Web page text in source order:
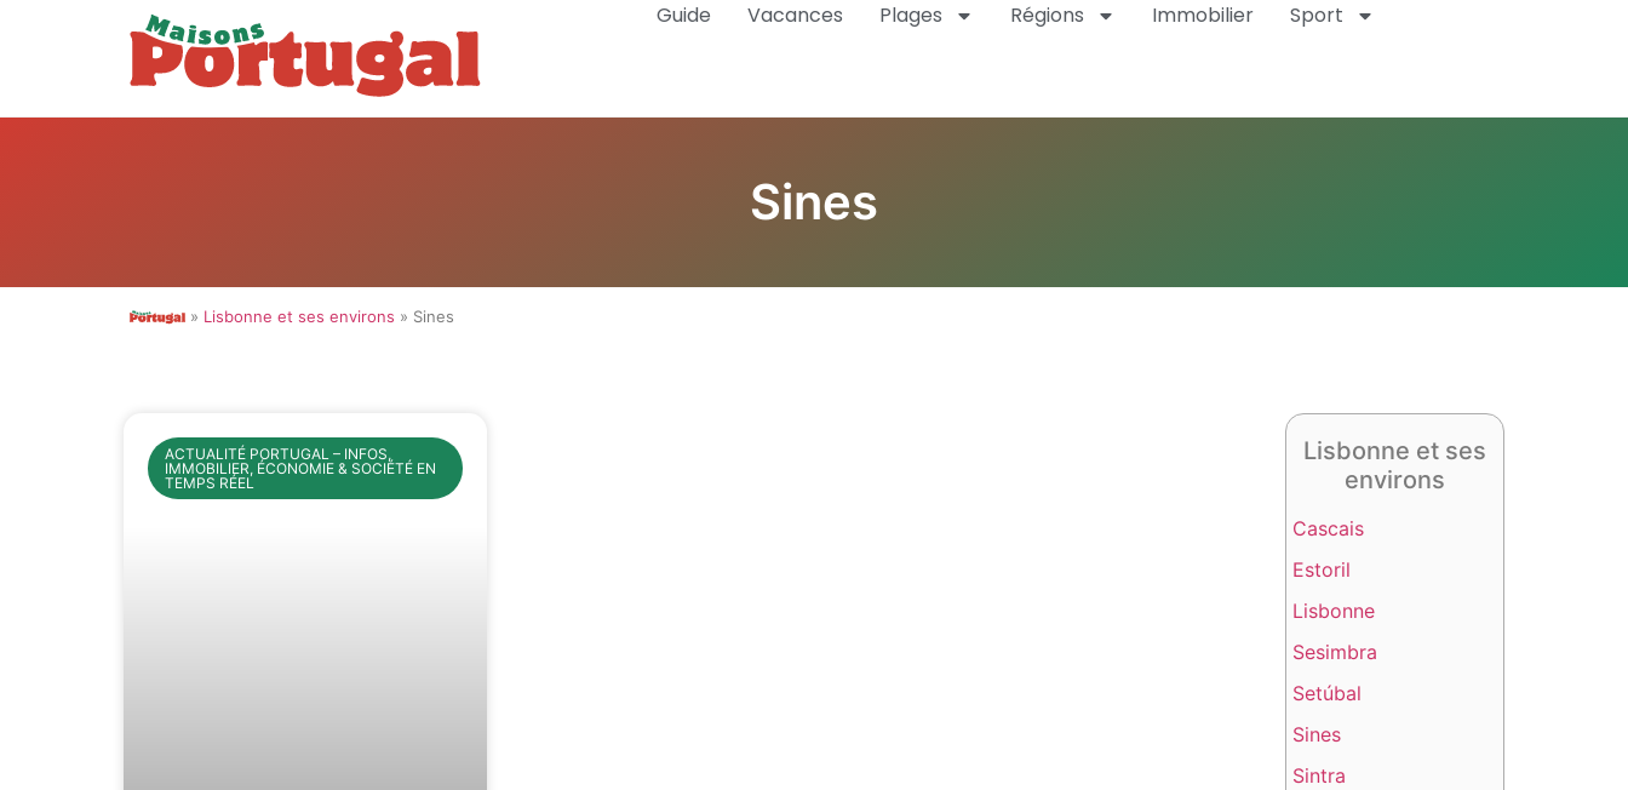
Guide Vacances Plages Régions Immobilier Sport
Sines
» Lisbonne et ses environs » Sines
ACTUALITÉ PORTUGAL – INFOS,
IMMOBILIER, ÉCONOMIE & SOCIÉTÉ EN
TEMPS RÉEL
Lisbonne et ses
environs
Cascais
Estoril
Lisbonne
Sesimbra
Setúbal
Sines
Sintra